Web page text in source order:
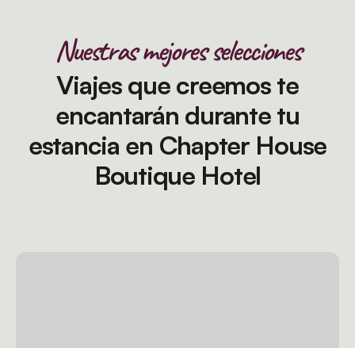
Nuestras mejores selecciones
Viajes que creemos te
encantarán durante tu
estancia en Chapter House
Boutique Hotel